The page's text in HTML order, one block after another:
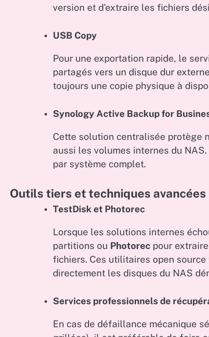
version et d’extraire les fichiers
USB Copy
Pour une exportation rapide, le
partagés vers un disque dur
toujours une copie physique à
Synology Active Backup for
Cette solution centralisée protège
aussi les volumes internes du
par système complet.
Outils tiers et techniques avancées
TestDisk et Photorec
Lorsque les solutions internes
partitions ou Photorec pour
fichiers. Ces utilitaires open
directement les disques du NAS
Services professionnels de
En cas de défaillance mécanique